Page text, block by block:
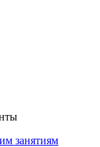
занятиям